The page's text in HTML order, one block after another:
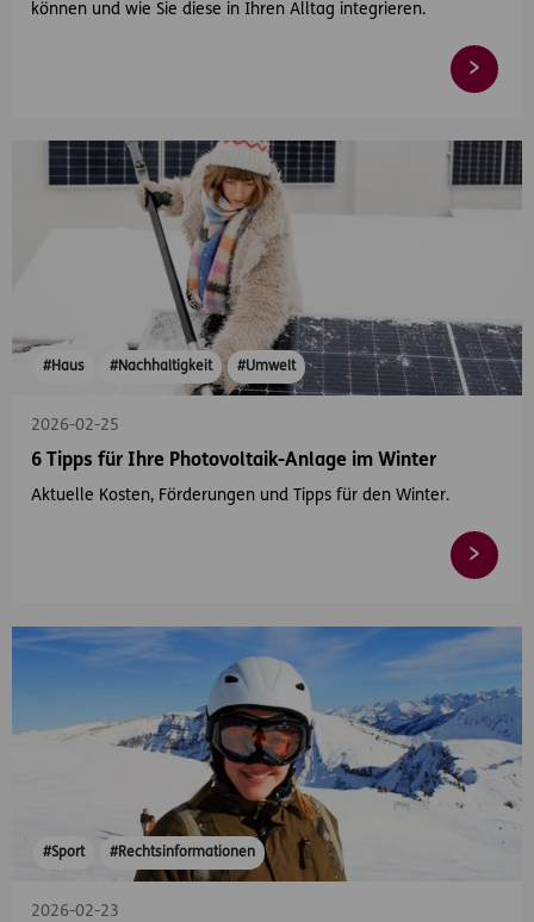
können und wie Sie diese in Ihren Alltag integrieren.
#Haus #Nachhaltigkeit #Umwelt
2026-02-25
6 Tipps für Ihre Photovoltaik-Anlage im Winter
Aktuelle Kosten, Förderungen und Tipps für den Winter.
#Sport #Rechtsinformationen
2026-02-23